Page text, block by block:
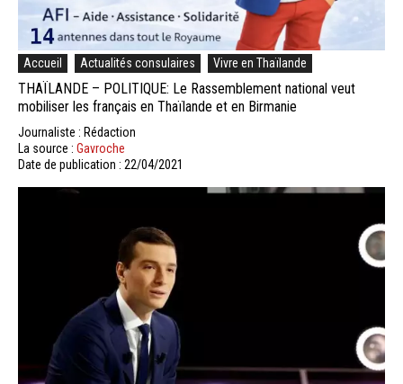
Accueil Actualités consulaires Vivre en Thaïlande
THAÏLANDE – POLITIQUE: Le Rassemblement national veut
mobiliser les français en Thaïlande et en Birmanie
Journaliste : Rédaction
La source : Gavroche
Date de publication : 22/04/2021